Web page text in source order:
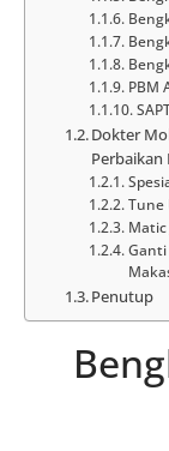
PBM
Dokter
Tune
Ganti
Penutup